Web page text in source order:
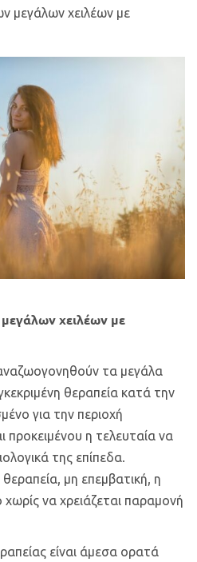
μεγάλων χειλέων με
χειλέων με
τα μεγάλα
θεραπεία κατά την
για την περιοχή
προκειμένου η τελευταία να
της επίπεδα.
θεραπεία, μη επεμβατική, η
χωρίς να χρειάζεται παραμονή
είναι άμεσα ορατά